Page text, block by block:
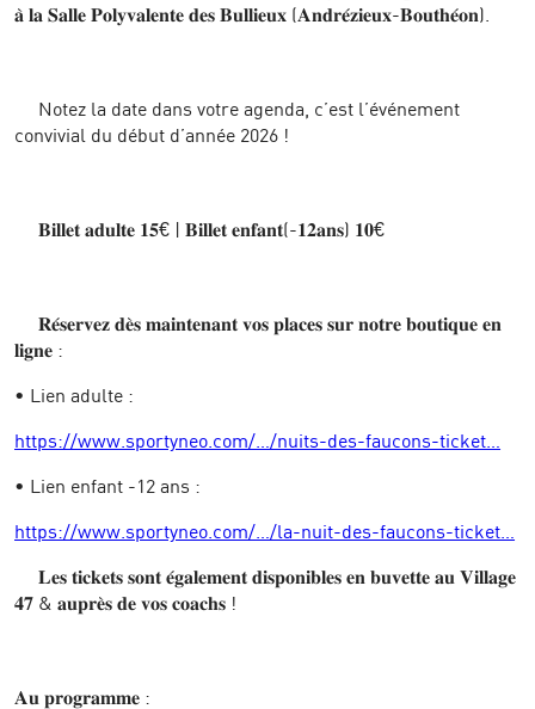
𝐚̀ 𝐥𝐚 𝐒𝐚𝐥𝐥𝐞 𝐏𝐨𝐥𝐲𝐯𝐚𝐥𝐞𝐧𝐭𝐞 𝐝𝐞𝐬 𝐁𝐮𝐥𝐥𝐢𝐞𝐮𝐱 (𝐀𝐧𝐝𝐫𝐞́𝐳𝐢𝐞𝐮𝐱-𝐁𝐨𝐮𝐭𝐡𝐞́𝐨𝐧).
Notez la date dans votre agenda, c’est l’événement
convivial du début d’année 2026 !
𝐁𝐢𝐥𝐥𝐞𝐭 𝐚𝐝𝐮𝐥𝐭𝐞 𝟏𝟓€ | 𝐁𝐢𝐥𝐥𝐞𝐭 𝐞𝐧𝐟𝐚𝐧𝐭(-𝟏𝟐𝐚𝐧𝐬) 𝟏𝟎€
𝐑𝐞́𝐬𝐞𝐫𝐯𝐞𝐳 𝐝𝐞̀𝐬 𝐦𝐚𝐢𝐧𝐭𝐞𝐧𝐚𝐧𝐭 𝐯𝐨𝐬 𝐩𝐥𝐚𝐜𝐞𝐬 𝐬𝐮𝐫 𝐧𝐨𝐭𝐫𝐞 𝐛𝐨𝐮𝐭𝐢𝐪𝐮𝐞 𝐞𝐧
𝐥𝐢𝐠𝐧𝐞 :
•⁠ ⁠Lien adulte :
https://www.sportyneo.com/…/nuits-des-faucons-ticket…
•⁠ ⁠Lien enfant -12 ans :
https://www.sportyneo.com/…/la-nuit-des-faucons-ticket…
𝐋𝐞𝐬 𝐭𝐢𝐜𝐤𝐞𝐭𝐬 𝐬𝐨𝐧𝐭 𝐞́𝐠𝐚𝐥𝐞𝐦𝐞𝐧𝐭 𝐝𝐢𝐬𝐩𝐨𝐧𝐢𝐛𝐥𝐞𝐬 𝐞𝐧 𝐛𝐮𝐯𝐞𝐭𝐭𝐞 𝐚𝐮 𝐕𝐢𝐥𝐥𝐚𝐠𝐞
𝟒𝟕 & 𝐚𝐮𝐩𝐫𝐞̀𝐬 𝐝𝐞 𝐯𝐨𝐬 𝐜𝐨𝐚𝐜𝐡𝐬 !
𝐀𝐮 𝐩𝐫𝐨𝐠𝐫𝐚𝐦𝐦𝐞 :